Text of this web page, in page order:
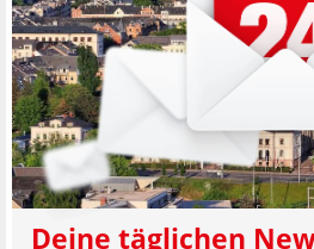
Deine täglichen